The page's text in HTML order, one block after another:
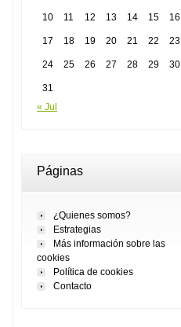
10 11 12 13 14 15 16
17 18 19 20 21 22 23
24 25 26 27 28 29 30
31
« Jul
Páginas
¿Quienes somos?
Estrategias
Más información sobre las
cookies
Política de cookies
Contacto